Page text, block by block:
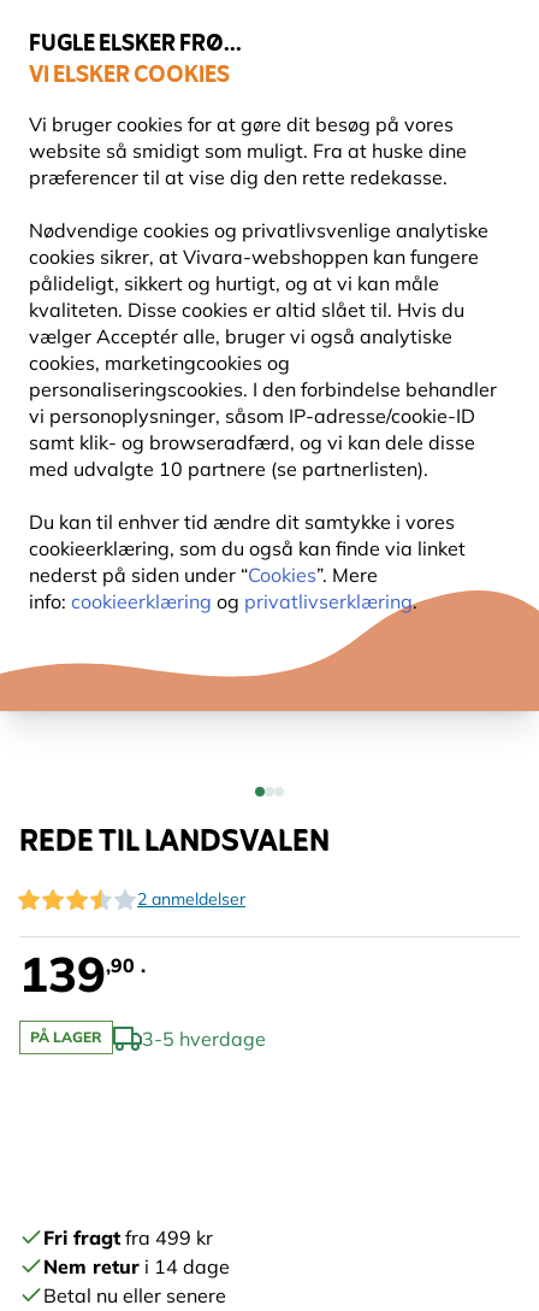
FUGLE ELSKER FRØ...
VI ELSKER COOKIES
Vi bruger cookies for at gøre dit besøg på vores
website så smidigt som muligt. Fra at huske dine
præferencer til at vise dig den rette redekasse.
Nødvendige cookies og privatlivsvenlige analytiske
cookies sikrer, at Vivara-webshoppen kan fungere
pålideligt, sikkert og hurtigt, og at vi kan måle
kvaliteten. Disse cookies er altid slået til. Hvis du
vælger Acceptér alle, bruger vi også analytiske
cookies, marketingcookies og
personaliseringscookies. I den forbindelse behandler
vi personoplysninger, såsom IP-adresse/cookie-ID
samt klik- og browseradfærd, og vi kan dele disse
med udvalgte 10 partnere (se partnerlisten).
Du kan til enhver tid ændre dit samtykke i vores
cookieerklæring, som du også kan finde via linket
nederst på siden under “Cookies”. Mere
info: cookieerklæring og privatlivserklæring.
Topbedømt i 11 lande
Fri fragt over 499 kr.
REDE TIL LANDSVALEN
2 anmeldelser
139,90 .
PÅ LAGER 3-5 hverdage
Fri fragtfra 499 kr
Nem retur i 14 dage
Betal nu eller senere